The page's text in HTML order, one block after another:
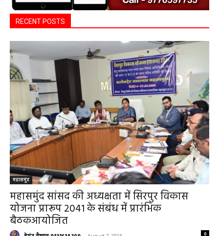
RECENT POSTS
महासमुंद
महासमुंद सांसद की अध्यक्षता में सिरपुर विकास
योजना प्रारूप 2041 के संबंध में प्रारंभिक
बैठकआयोजित
हेमंत वैष्णव 9131614309 0